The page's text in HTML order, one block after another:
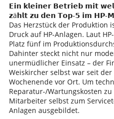
𝗘𝗶𝗻 𝗸𝗹𝗲𝗶𝗻𝗲𝗿 𝗕𝗲𝘁𝗿𝗶𝗲𝗯 𝗺𝗶𝘁
𝘇ä𝗵𝗹𝘁 𝘇𝘂 𝗱𝗲𝗻 𝗧𝗼𝗽-𝟱 𝗶𝗺 𝗛𝗣-
Das Herzstück der Produktion
Druck auf HP-Anlagen. Laut
Platz fünf im
Dahinter steckt nicht nur
unermüdlicher Einsatz – der
Weiskircher selbst war seit
Wochenende vor Ort. Um
Reparatur-/Wartungskosten
Mitarbeiter selbst zum
Anlagen ausgebildet.